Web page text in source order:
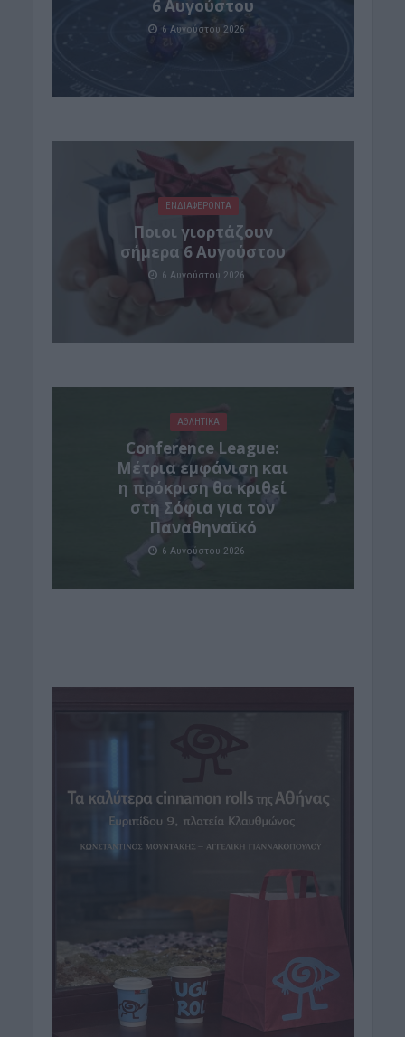
6 Αυγούστου
6 Αυγούστου 2026
ΕΝΔΙΑΦΕΡΟΝΤΑ
Ποιοι γιορτάζουν
σήμερα 6 Αυγούστου
6 Αυγούστου 2026
ΑΘΛΗΤΙΚΑ
Conference League:
Μέτρια εμφάνιση και
η πρόκριση θα κριθεί
στη Σόφια για τον
Παναθηναϊκό
6 Αυγούστου 2026